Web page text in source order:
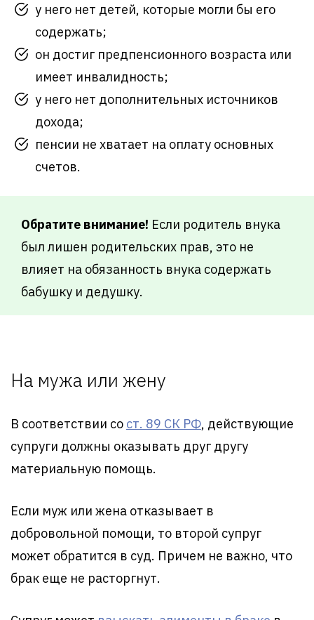
у него нет детей, которые могли бы его
содержать;
он достиг предпенсионного возраста или
имеет инвалидность;
у него нет дополнительных источников
дохода;
пенсии не хватает на оплату основных
счетов.
Обратите внимание! Если родитель внука
был лишен родительских прав, это не
влияет на обязанность внука содержать
бабушку и дедушку.
На мужа или жену
В соответствии со ст. 89 СК РФ, действующие
супруги должны оказывать друг другу
материальную помощь.
Если муж или жена отказывает в
добровольной помощи, то второй супруг
может обратится в суд. Причем не важно, что
брак еще не расторгнут.